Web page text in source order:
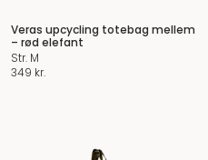
Veras upcycling totebag mellem
– rød elefant
Str. M
349 kr.